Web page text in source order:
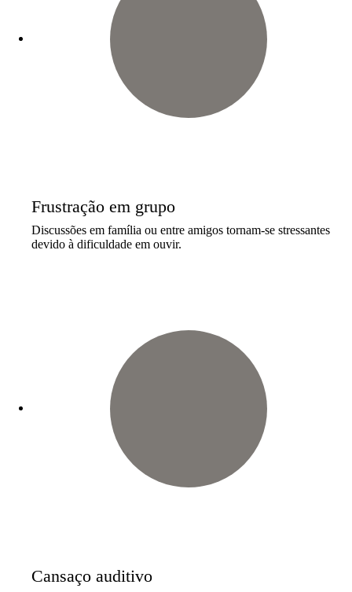
Frustração em grupo
Discussões em família ou entre amigos tornam-se stressantes
devido à dificuldade em ouvir.
Cansaço auditivo